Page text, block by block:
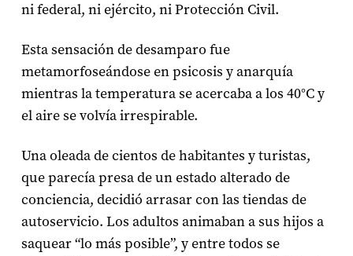
ni federal, ni ejército, ni Protección Civil.
Esta sensación de desamparo fue
metamorfoseándose en psicosis y anarquía
mientras la temperatura se acercaba a los 40°C y
el aire se volvía irrespirable.
Una oleada de cientos de habitantes y turistas,
que parecía presa de un estado alterado de
conciencia, decidió arrasar con las tiendas de
autoservicio. Los adultos animaban a sus hijos a
saquear “lo más posible”, y entre todos se